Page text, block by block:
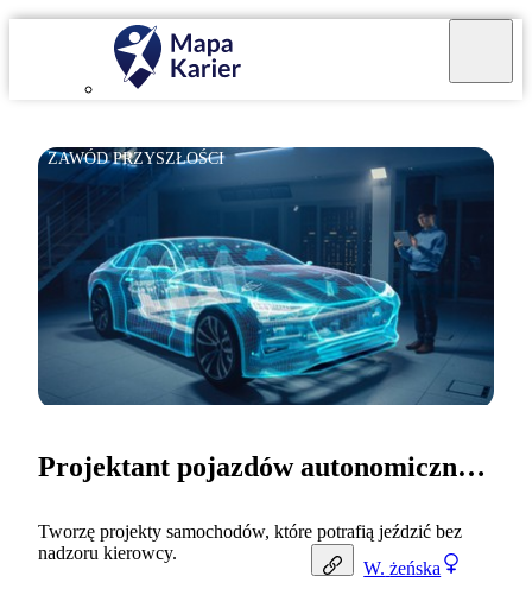
ZAWÓD PRZYSZŁOŚCI
W. żeńska
Projektant pojazdów autonomicznych
Tworzę projekty samochodów, które potrafią jeździć bez
nadzoru kierowcy.